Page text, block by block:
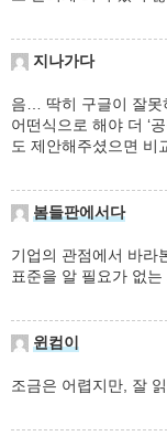
지나가다
음… 딱히 구글이 잘못
어떤식으로 해야 더 ‘
도 제안해주셨으면 비
봄들판에서다
기업의 관점에서 바라
표준을 알 필요가 없
윈컴이
조금은 어렵지만, 잘